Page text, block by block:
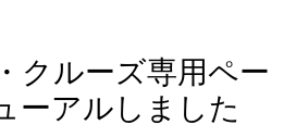
クルーズ専用ペー
ーアルしました